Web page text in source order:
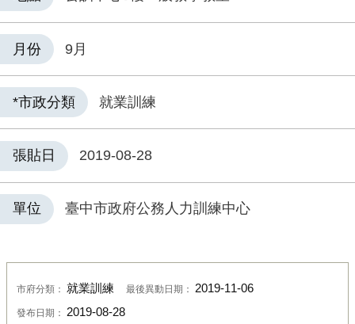
月份 9月
*市政分類 就業訓練
張貼日 2019-08-28
單位 臺中市政府公務人力訓練中心
市府分類： 就業訓練 最後異動日期： 2019-11-06
發布日期： 2019-08-28